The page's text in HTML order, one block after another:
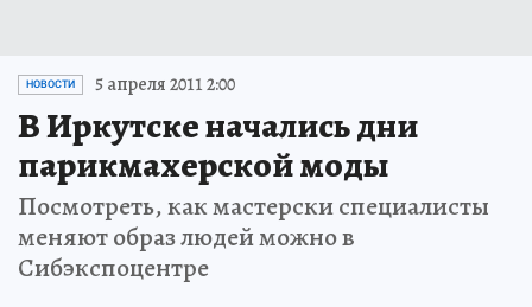
НОВОСТИ 5 апреля 2011 2:00
В Иркутске начались дни
парикмахерской моды
Посмотреть, как мастерски специалисты
меняют образ людей можно в
Сибэкспоцентре